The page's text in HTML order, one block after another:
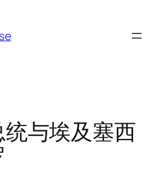
与埃及塞西